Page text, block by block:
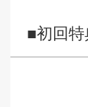
■初回